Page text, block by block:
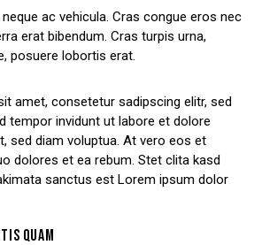
ac vehicula. Cras congue eros nec
erat bibendum. Cras turpis urna,
posuere lobortis erat.
amet, consetetur sadipscing elitr, sed
tempor invidunt ut labore et dolore
sed diam voluptua. At vero eos et
dolores et ea rebum. Stet clita kasd
sanctus est Lorem ipsum dolor
QUAM